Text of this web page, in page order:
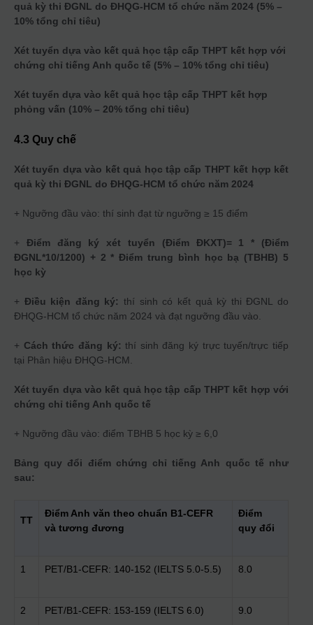
quả kỳ thi ĐGNL do ĐHQG-HCM tổ chức năm 2024 (5% –
10% tổng chỉ tiêu)
Xét tuyển dựa vào kết quả học tập cấp THPT kết hợp với
chứng chỉ tiếng Anh quốc tế (5% – 10% tổng chỉ tiêu)
Xét tuyển dựa vào kết quả học tập cấp THPT kết hợp
phỏng vấn (10% – 20% tổng chỉ tiêu)
4.3 Quy chế
Xét tuyển dựa vào kết quả học tập cấp THPT kết hợp kết
quả kỳ thi ĐGNL do ĐHQG-HCM tổ chức năm 2024
+ Ngưỡng đầu vào: thí sinh đạt từ ngưỡng ≥ 15 điểm
+ Điểm đăng ký xét tuyển (Điểm ĐKXT)= 1 * (Điểm
ĐGNL*10/1200) + 2 * Điểm trung bình học bạ (TBHB) 5
học kỳ
+ Điều kiện đăng ký: thí sinh có kết quả kỳ thi ĐGNL do
ĐHQG-HCM tổ chức năm 2024 và đạt ngưỡng đầu vào.
+ Cách thức đăng ký: thí sinh đăng ký trực tuyến/trực tiếp
tại Phân hiệu ĐHQG-HCM.
Xét tuyển dựa vào kết quả học tập cấp THPT kết hợp với
chứng chỉ tiếng Anh quốc tế
+ Ngưỡng đầu vào: điểm TBHB 5 học kỳ ≥ 6,0
Bảng quy đổi điểm chứng chỉ tiếng Anh quốc tế như
sau:
TT
Điểm Anh văn theo chuẩn B1-CEFR
và tương đương
Điểm
quy đổi
1 PET/B1-CEFR: 140-152 (IELTS 5.0-5.5) 8.0
2 PET/B1-CEFR: 153-159 (IELTS 6.0) 9.0